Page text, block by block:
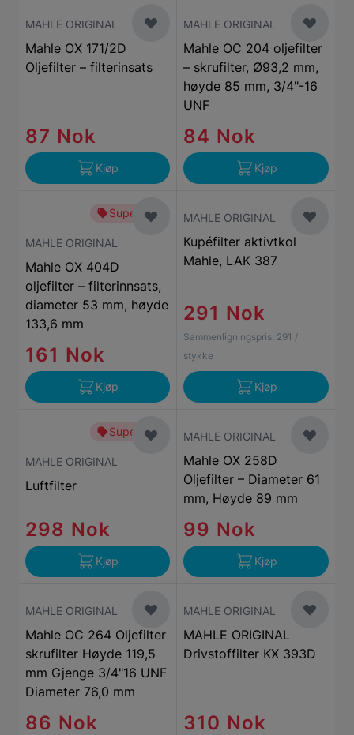
MAHLE ORIGINAL
Mahle OX 171/2D
Oljefilter – filterinsats
87 Nok
Kjøp
MAHLE ORIGINAL
Mahle OC 204 oljefilter
– skrufilter, Ø93,2 mm,
høyde 85 mm, 3/4"-16
UNF
84 Nok
Kjøp
Superbillig
MAHLE ORIGINAL
Mahle OX 404D
oljefilter – filterinnsats,
diameter 53 mm, høyde
133,6 mm
161 Nok
Kjøp
MAHLE ORIGINAL
Kupéfilter aktivtkol
Mahle, LAK 387
291 Nok
Sammenligningspris: 291 /
stykke
Kjøp
Superbillig
MAHLE ORIGINAL
Luftfilter
298 Nok
Kjøp
MAHLE ORIGINAL
Mahle OX 258D
Oljefilter – Diameter 61
mm, Høyde 89 mm
99 Nok
Kjøp
MAHLE ORIGINAL
Mahle OC 264 Oljefilter
skrufilter Høyde 119,5
mm Gjenge 3/4"16 UNF
Diameter 76,0 mm
86 Nok
MAHLE ORIGINAL
MAHLE ORIGINAL
Drivstoffilter KX 393D
310 Nok